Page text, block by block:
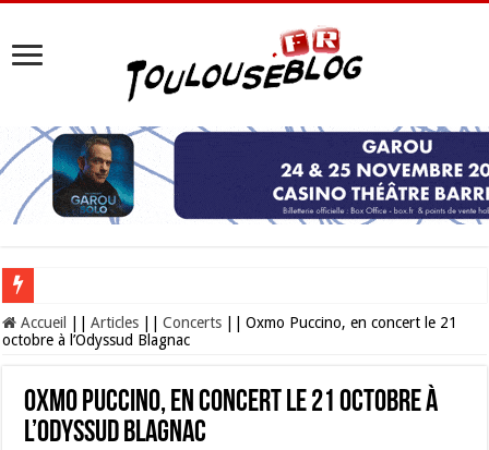
Les Nocturnes de la Cité de l’espace 2026 : l’événement incontournable de
Accueil Articles Concerts
Oxmo Puccino, en concert le 21
octobre à l’Odyssud Blagnac
Oxmo Puccino, en concert le 21 octobre à
l’Odyssud Blagnac